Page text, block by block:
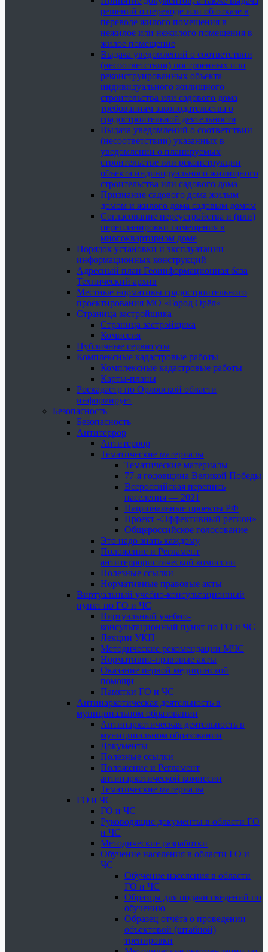
решений о переводе или об отказе в
переводе жилого помещения в
нежилое или нежилого помещения в
жилое помещение
Выдача уведомлений о соответствии
(несоответствии) построенных или
реконструированных объекта
индивидуального жилищного
строительства или садового дома
требованиям законодательства о
градостроительной деятельности
Выдача уведомлений о соответствии
(несоответствии) указанных в
уведомлении о планируемых
строительстве или реконструкции
объекта индивидуального жилищного
строительства или садового дома
Признание садового дома жилым
домом и жилого дома садовым домом
Согласование переустройства и (или)
перепланировки помещения в
многоквартирном доме
Порядок установки и эксплуатации
информационных конструкций
Адресный план Геоинформационная база
Технический архив
Местные нормативы градостроительного
проектирования МО «Город Орёл»
Страница застройщика
Страница застройщика
Комиссия
Публичные сервитуты
Комплексные кадастровые работы
Комплексные кадастровые работы
Карты-планы
Роскадастр по Орловской области
информирует
Безопасность
Безопасность
Антитеррор
Антитеррор
Тематические материалы
Тематические материалы
77-я годовщина Великой Победы
Всероссийская перепись
населения — 2021
Национальные проекты РФ
Проект «Эффективный регион»
Общероссийское голосование
Это надо знать каждому
Положение и Регламент
антитеррористической комиссии
Полезные ссылки
Нормативные правовые акты
Виртуальный учебно-консультационный
пункт по ГО и ЧС
Виртуальный учебно-
консультационный пункт по ГО и ЧС
Лекции УКП
Методические рекомендации МЧС
Нормативно-правовые акты
Оказание первой медицинской
помощи
Памятки ГО и ЧС
Антинаркотическая деятельность в
муниципальном образовании
Антинаркотическая деятельность в
муниципальном образовании
Документы
Полезные ссылки
Положение и Регламент
антинаркотической комиссии
Тематические материалы
ГО и ЧС
ГО и ЧС
Руководящие документы в области ГО
и ЧС
Методические разработки
Обучение населения в области ГО и
ЧС
Обучение населения в области
ГО и ЧС
Образцы для подачи сведений по
обучению
Образец отчёта о проведении
объектовой (штабной)
тренировки